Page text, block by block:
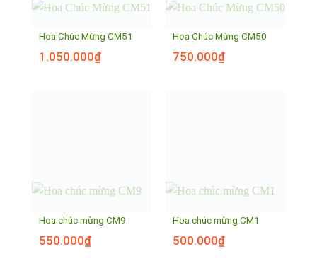
Hoa Chúc Mừng CM51
1.050.000₫
Hoa Chúc Mừng CM50
750.000₫
Hoa chúc mừng CM9
550.000₫
Hoa chúc mừng CM1
500.000₫